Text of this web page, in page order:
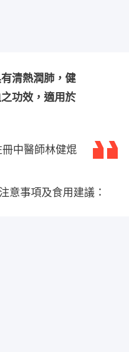
清熱潤肺，健
功效，適用於
冊中醫師林健焜
意事項及食用建議：